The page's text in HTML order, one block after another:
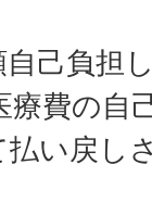
己負担
療費の自
い戻し